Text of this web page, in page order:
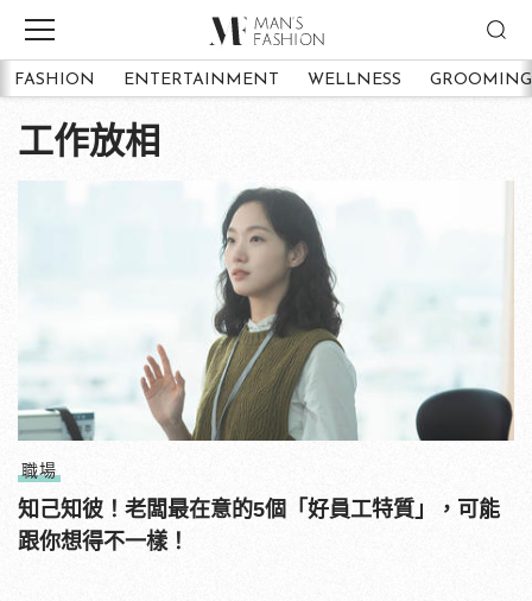
FASHION ENTERTAINMENT WELLNESS GROOMING
工作放相
職場
知己知彼！老闆最在意的5個「好員工特質」，可能
跟你想得不一樣！